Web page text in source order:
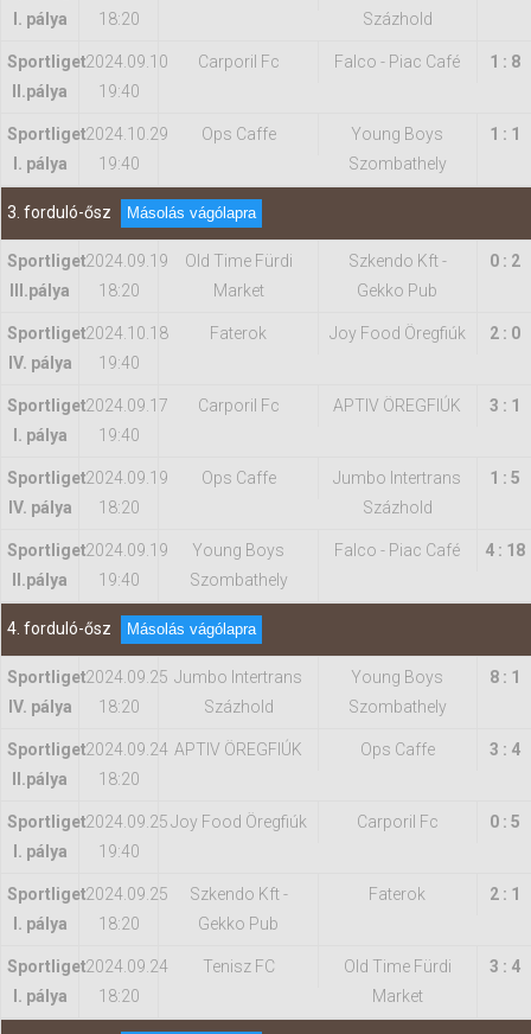
I. pálya
18:20
Százhold
Sportliget
II.pálya
2024.09.10
19:40
Carporil Fc Falco - Piac Café 1 : 8
Sportliget
I. pálya
2024.10.29
19:40
Ops Caffe
Young Boys
Szombathely
1 : 1
3. forduló-ősz Másolás vágólapra
Sportliget
IIl.pálya
2024.09.19
18:20
Old Time Fürdi
Market
Szkendo Kft -
Gekko Pub
0 : 2
Sportliget
IV. pálya
2024.10.18
19:40
Faterok Joy Food Öregfiúk 2 : 0
Sportliget
I. pálya
2024.09.17
19:40
Carporil Fc APTIV ÖREGFIÚK 3 : 1
Sportliget
IV. pálya
2024.09.19
18:20
Ops Caffe
Jumbo Intertrans
Százhold
1 : 5
Sportliget
II.pálya
2024.09.19
19:40
Young Boys
Szombathely
Falco - Piac Café 4 : 18
4. forduló-ősz Másolás vágólapra
Sportliget
IV. pálya
2024.09.25
18:20
Jumbo Intertrans
Százhold
Young Boys
Szombathely
8 : 1
Sportliget
II.pálya
2024.09.24
18:20
APTIV ÖREGFIÚK Ops Caffe 3 : 4
Sportliget
I. pálya
2024.09.25
19:40
Joy Food Öregfiúk Carporil Fc 0 : 5
Sportliget
I. pálya
2024.09.25
18:20
Szkendo Kft -
Gekko Pub
Faterok 2 : 1
Sportliget
I. pálya
2024.09.24
18:20
Tenisz FC
Old Time Fürdi
Market
3 : 4